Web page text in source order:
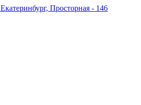
Екатеринбург, Просторная - 146